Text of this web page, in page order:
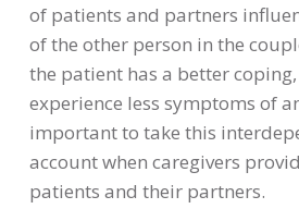
of patients and partners
of the other person in the
the patient has a better
experience less symptoms of
important to take this
account when caregivers
patients and their partners.